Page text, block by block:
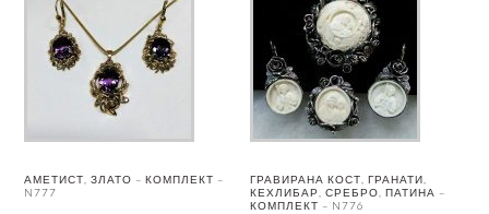
АМЕТИСТ, ЗЛАТО – КОМПЛЕКТ –
N777
ГРАВИРАНА КОСТ, ГРАНАТИ,
КЕХЛИБАР, СРЕБРО, ПАТИНА –
КОМПЛЕКТ – N776